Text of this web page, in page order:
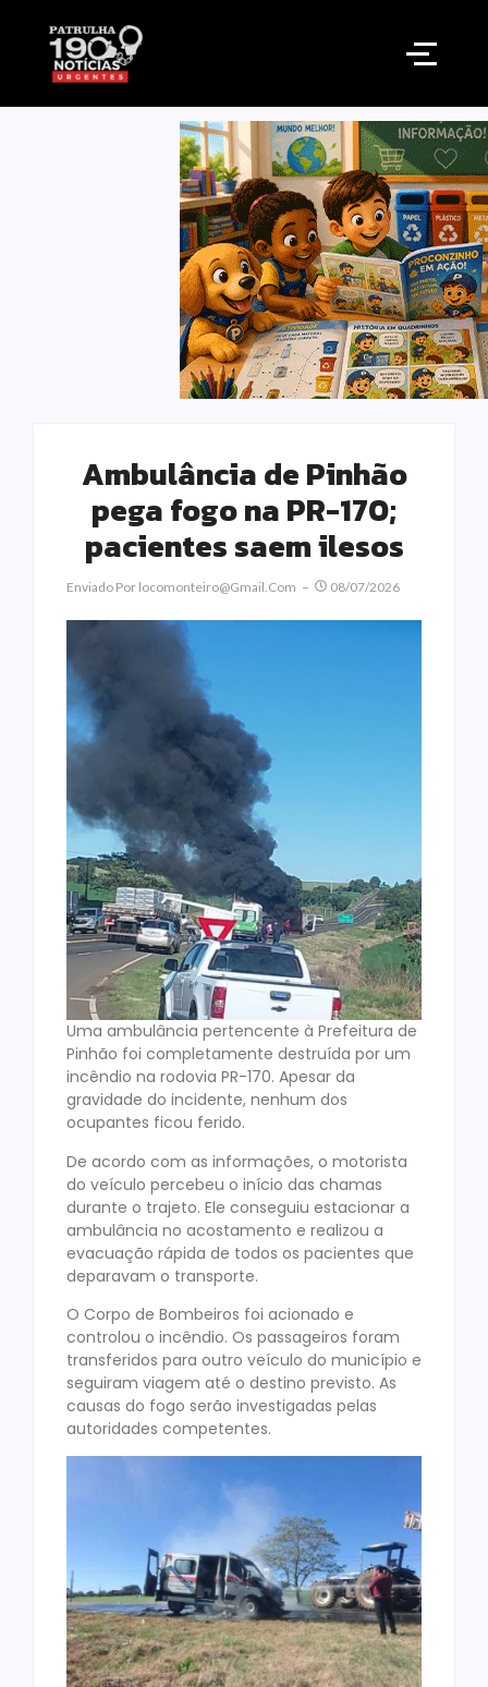
Ambulância de Pinhão
pega fogo na PR-170;
pacientes saem ilesos
Enviado Por Locomonteiro@gmail.com 08/07/2026
Uma ambulância pertencente à Prefeitura de
Pinhão foi completamente destruída por um
incêndio na rodovia PR-170. Apesar da
gravidade do incidente, nenhum dos
ocupantes ficou ferido.
De acordo com as informações, o motorista
do veículo percebeu o início das chamas
durante o trajeto. Ele conseguiu estacionar a
ambulância no acostamento e realizou a
evacuação rápida de todos os pacientes que
deparavam o transporte.
O Corpo de Bombeiros foi acionado e
controlou o incêndio. Os passageiros foram
transferidos para outro veículo do município e
seguiram viagem até o destino previsto. As
causas do fogo serão investigadas pelas
autoridades competentes.